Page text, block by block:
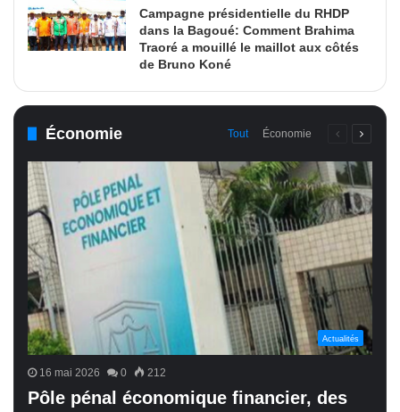
Campagne présidentielle du RHDP
dans la Bagoué: Comment Brahima
Traoré a mouillé le maillot aux côtés
de Bruno Koné
Économie Tout Économie
PagePage
Actualités
16 mai 2026 0 212
Pôle pénal économique financier, des